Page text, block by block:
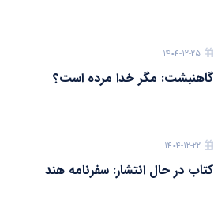
۱۴۰۴-۱۲-۲۵
گاهنبشت: مگر خدا مرده است؟
۱۴۰۴-۱۲-۲۲
کتاب در حال انتشار: سفرنامه هند